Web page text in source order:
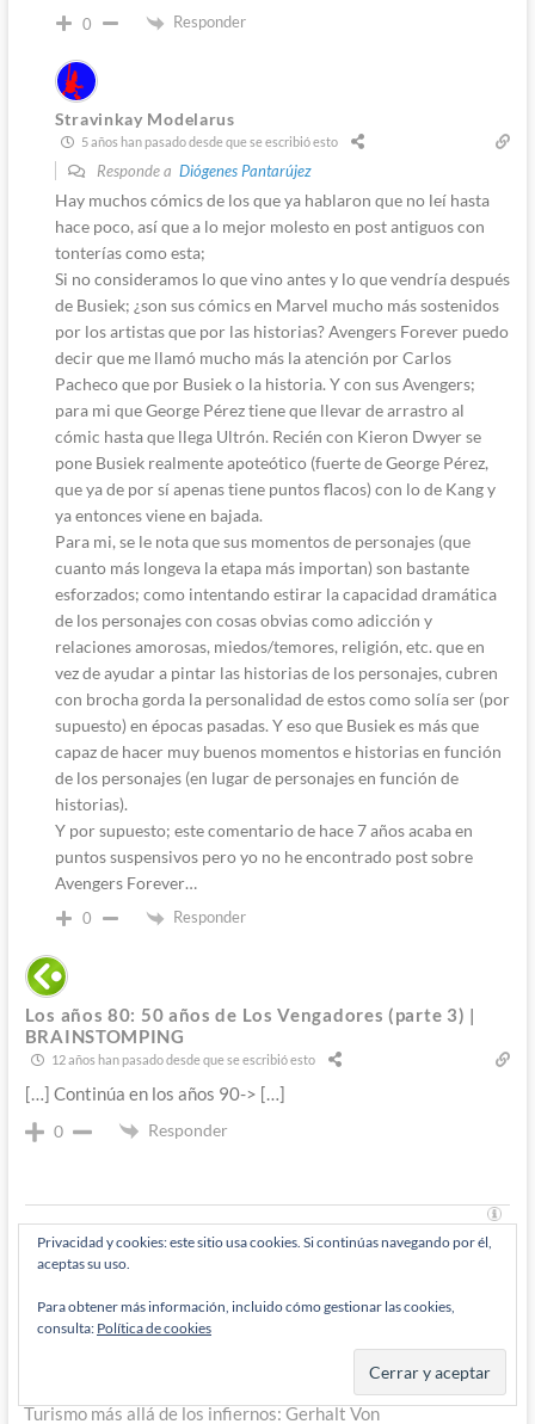
0 Responder
Stravinkay Modelarus
5 años han pasado desde que se escribió esto
Responde a Diógenes Pantarújez
Hay muchos cómics de los que ya hablaron que no leí hasta
hace poco, así que a lo mejor molesto en post antiguos con
tonterías como esta;
Si no consideramos lo que vino antes y lo que vendría después
de Busiek; ¿son sus cómics en Marvel mucho más sostenidos
por los artistas que por las historias? Avengers Forever puedo
decir que me llamó mucho más la atención por Carlos
Pacheco que por Busiek o la historia. Y con sus Avengers;
para mi que George Pérez tiene que llevar de arrastro al
cómic hasta que llega Ultrón. Recién con Kieron Dwyer se
pone Busiek realmente apoteótico (fuerte de George Pérez,
que ya de por sí apenas tiene puntos flacos) con lo de Kang y
ya entonces viene en bajada.
Para mi, se le nota que sus momentos de personajes (que
cuanto más longeva la etapa más importan) son bastante
esforzados; como intentando estirar la capacidad dramática
de los personajes con cosas obvias como adicción y
relaciones amorosas, miedos/temores, religión, etc. que en
vez de ayudar a pintar las historias de los personajes, cubren
con brocha gorda la personalidad de estos como solía ser (por
supuesto) en épocas pasadas. Y eso que Busiek es más que
capaz de hacer muy buenos momentos e historias en función
de los personajes (en lugar de personajes en función de
historias).
Y por supuesto; este comentario de hace 7 años acaba en
puntos suspensivos pero yo no he encontrado post sobre
Avengers Forever…
0 Responder
Los años 80: 50 años de Los Vengadores (parte 3) |
BRAINSTOMPING
12 años han pasado desde que se escribió esto
[…] Continúa en los años 90-> […]
0 Responder
Navegación
AnteriorEntrada
anterior:
Cthulu Resort: Gerhalt Von Kienflungengranden, experto en
siguiente:
Turismo más allá de los infiernos: Gerhalt Von
Privacidad y cookies: este sitio usa cookies. Si continúas navegando por él,
aceptas su uso.
Para obtener más información, incluido cómo gestionar las cookies,
consulta: Política de cookies